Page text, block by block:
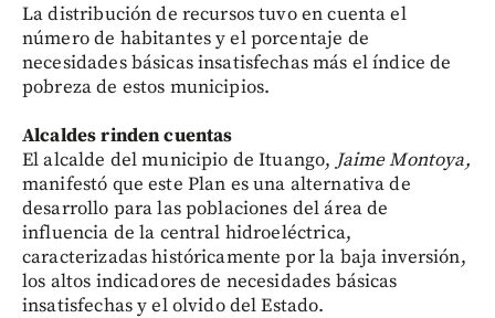
La distribución de recursos tuvo en cuenta el
número de habitantes y el porcentaje de
necesidades básicas insatisfechas más el índice de
pobreza de estos municipios.
Alcaldes rinden cuentas
El alcalde del municipio de Ituango, Jaime Montoya,
manifestó que este Plan es una alternativa de
desarrollo para las poblaciones del área de
influencia de la central hidroeléctrica,
caracterizadas históricamente por la baja inversión,
los altos indicadores de necesidades básicas
insatisfechas y el olvido del Estado.